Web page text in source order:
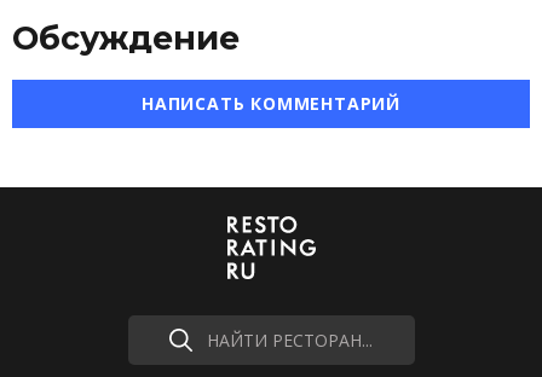
Обсуждение
НАПИСАТЬ КОММЕНТАРИЙ
НАЙТИ РЕСТОРАН...